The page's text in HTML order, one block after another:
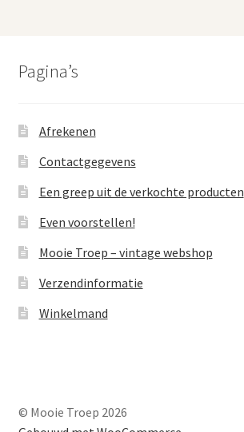
Pagina’s
Afrekenen
Contactgegevens
Een greep uit de verkochte producten
Even voorstellen!
Mooie Troep – vintage webshop
Verzendinformatie
Winkelmand
© Mooie Troep 2026